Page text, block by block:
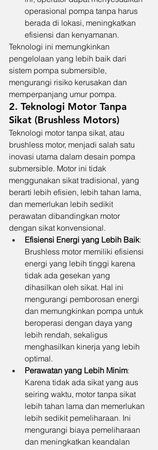
operasional pompa tanpa harus
berada di lokasi, meningkatkan
efisiensi dan kenyamanan.
Teknologi ini memungkinkan
pengelolaan yang lebih baik dari
sistem pompa submersible,
mengurangi risiko kerusakan dan
memperpanjang umur pompa.
2. Teknologi Motor Tanpa
Sikat (Brushless Motors)
Teknologi motor tanpa sikat, atau
brushless motor, menjadi salah satu
inovasi utama dalam desain pompa
submersible. Motor ini tidak
menggunakan sikat tradisional, yang
berarti lebih efisien, lebih tahan lama,
dan memerlukan lebih sedikit
perawatan dibandingkan motor
dengan sikat konvensional.
Efisiensi Energi yang Lebih Baik:
Brushless motor memiliki efisiensi
energi yang lebih tinggi karena
tidak ada gesekan yang
dihasilkan oleh sikat. Hal ini
mengurangi pemborosan energi
dan memungkinkan pompa untuk
beroperasi dengan daya yang
lebih rendah, sekaligus
menghasilkan kinerja yang lebih
optimal.
Perawatan yang Lebih Minim:
Karena tidak ada sikat yang aus
seiring waktu, motor tanpa sikat
lebih tahan lama dan memerlukan
lebih sedikit pemeliharaan. Ini
mengurangi biaya pemeliharaan
dan meningkatkan keandalan